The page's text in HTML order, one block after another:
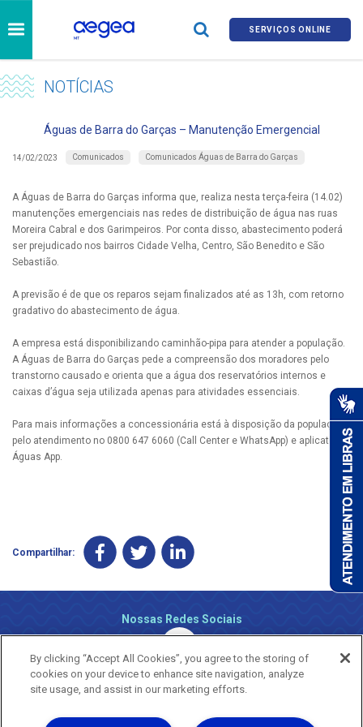
SERVIÇOS ONLINE
NOTÍCIAS
Águas de Barra do Garças – Manutenção Emergencial
14/02/2023 Comunicados Comunicados Águas de Barra do Garças
A Águas de Barra do Garças informa que, realiza nesta terça-feira (14.02)
manutenções emergenciais nas redes de distribuição de água nas ruas
Moreira Cabral e dos Garimpeiros. Por conta disso, abastecimento poderá
ser prejudicado nos bairros Cidade Velha, Centro, São Benedito e São
Sebastião.
A previsão é de que os reparos sejam finalizados até as 13h, com retorno
gradativo do abastecimento de água.
A empresa está disponibilizando caminhão-pipa para atender a população.
A Águas de Barra do Garças pede a compreensão dos moradores pelo
transtorno causado e orienta que a água dos reservatórios internos e
caixas d’água seja utilizada apenas para atividades essenciais.
Para mais informações a concessionária está à disposição da população
pelo atendimento no 0800 647 6060 (Call Center e WhatsApp) e aplicativo
Águas App.
Compartilhar:
Nossas Redes Sociais
By clicking “Accept All Cookies”, you agree to the storing of
cookies on your device to enhance site navigation, analyze
site usage, and assist in our marketing efforts.